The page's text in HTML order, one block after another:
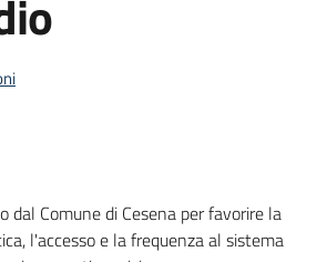
dal Comune di Cesena per favorire la
l'accesso e la frequenza al sistema